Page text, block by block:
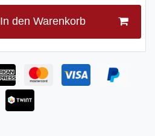
In den Warenkorb